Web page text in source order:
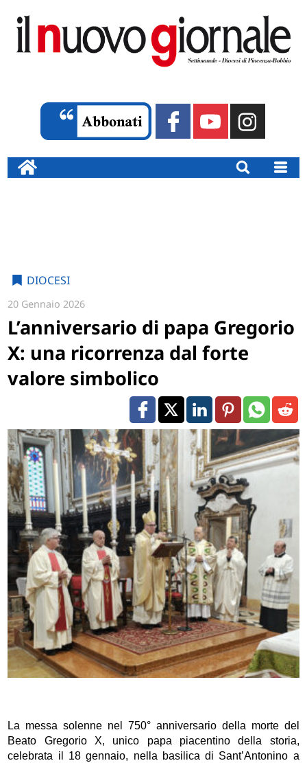
DIOCESI
20 Gennaio 2026
L’anniversario di papa Gregorio
X: una ricorrenza dal forte
valore simbolico
La messa solenne nel 750° anniversario della morte del
Beato Gregorio X, unico papa piacentino della storia,
celebrata il 18 gennaio, nella basilica di Sant’Antonino a